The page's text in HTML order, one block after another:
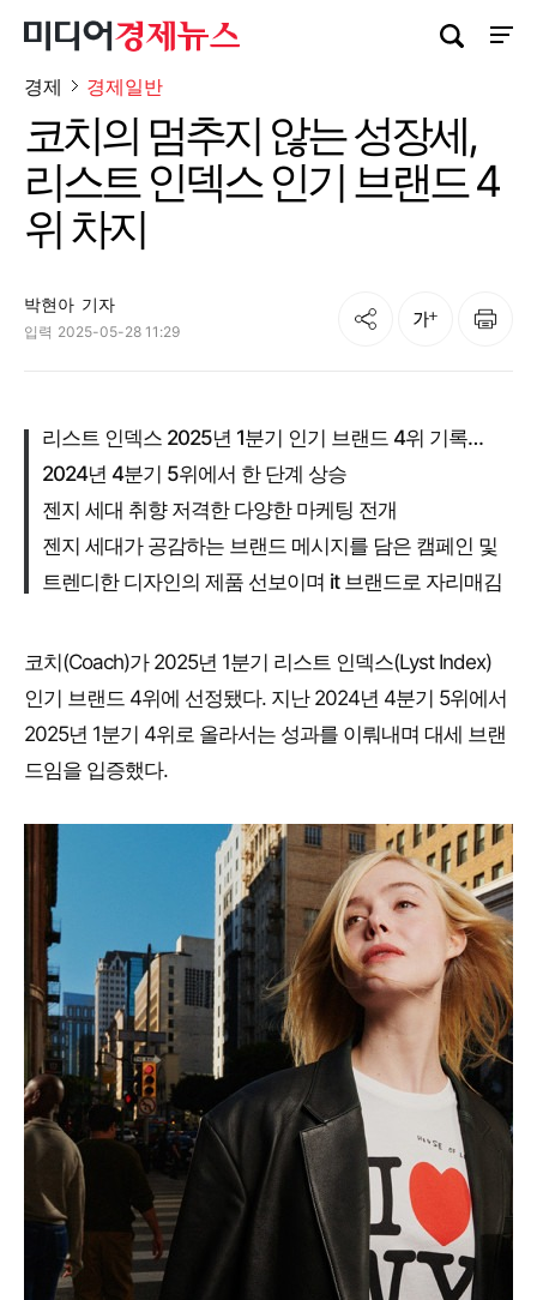
사이
검색창 열기
경제 경제일반
코치의 멈추지 않는 성장세,
리스트 인덱스 인기 브랜드 4
위 차지
박현아 기자
입력 2025-05-28 11:29
공유 글자크기 인쇄
리스트 인덱스 2025년 1분기 인기 브랜드 4위 기록…
2024년 4분기 5위에서 한 단계 상승
젠지 세대 취향 저격한 다양한 마케팅 전개
젠지 세대가 공감하는 브랜드 메시지를 담은 캠페인 및
트렌디한 디자인의 제품 선보이며 it 브랜드로 자리매김
코치(Coach)가 2025년 1분기 리스트 인덱스(Lyst Index)
인기 브랜드 4위에 선정됐다. 지난 2024년 4분기 5위에서
2025년 1분기 4위로 올라서는 성과를 이뤄내며 대세 브랜
드임을 입증했다.